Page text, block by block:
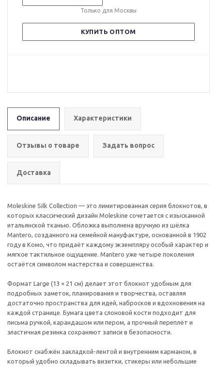
Только для Москвы
КУПИТЬ ОПТОМ
Описание Характеристики
Отзывы о товаре Задать вопрос
Доставка
Moleskine Silk Collection — это лимитированная серия блокнотов, в
которых классический дизайн Moleskine сочетается с изысканной
итальянской тканью. Обложка выполнена вручную из шёлка
Mantero, созданного на семейной мануфактуре, основанной в 1902
году в Комо, что придаёт каждому экземпляру особый характер и
мягкое тактильное ощущение. Mantero уже четыре поколения
остаётся символом мастерства и совершенства.
Формат Large (13 × 21 см) делает этот блокнот удобным для
подробных заметок, планирования и творчества, оставляя
достаточно пространства для идей, набросков и вдохновения на
каждой странице. Бумага цвета слоновой кости подходит для
письма ручкой, карандашом или пером, а прочный переплёт и
эластичная резинка сохраняют записи в безопасности.
Блокнот снабжён закладкой-лентой и внутренним карманом, в
который удобно складывать визитки, стикеры или небольшие